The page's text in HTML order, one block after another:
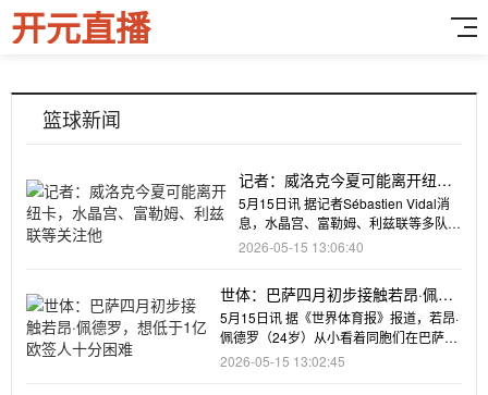
开元直播
篮球新闻
记者：威洛克今夏可能离开纽
卡，水晶宫、富勒姆、利兹联等
关注他
5月15日讯 据记者Sébastien Vidal消
息，水晶宫、富勒姆、利兹联等多队密
切关注威洛克动
2026-05-15 13:06:40
世体：巴萨四月初步接触若昂·佩德
罗，想低于1亿欧签人十分困难
5月15日讯 据《世界体育报》报道，若昂·
佩德罗（24岁）从小看着同胞们在巴萨取
得成功，罗纳尔迪尼奥
2026-05-15 13:02:45